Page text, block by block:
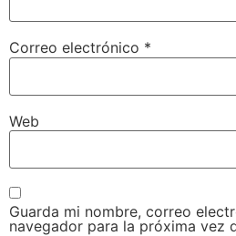
Correo electrónico *
Web
Guarda mi nombre, correo
navegador para la próxima vez